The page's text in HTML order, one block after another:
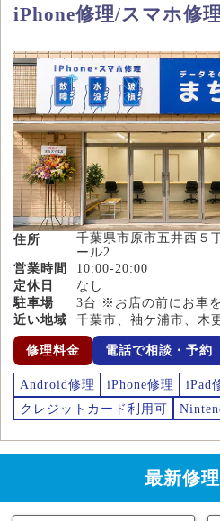
iPhone修理/スマホ修
住所
千葉県市原市五井西５
ール2
営業時間
10:00-20:00
定休日
なし
駐車場
3台 ※お店の前にお車
近い地域
千葉市、袖ケ浦市、木
修理料金 電話で相談・予約
Android修理 iPhone修理
iPad
クレジットカード利用可
最新修